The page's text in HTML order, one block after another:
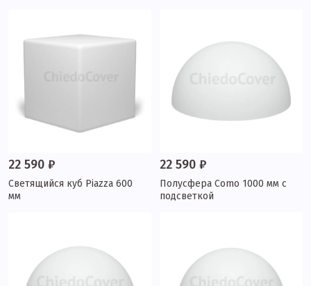
22 590 ₽
Светящийся куб Piazza 600
мм
22 590 ₽
Полусфера Como 1000 мм с
подсветкой